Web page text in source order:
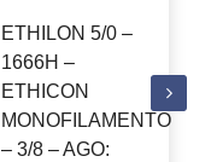
ETHILON 5/0 –
1666H –
ETHICON
MONOFILAMENTO
– 3/8 – AGO: